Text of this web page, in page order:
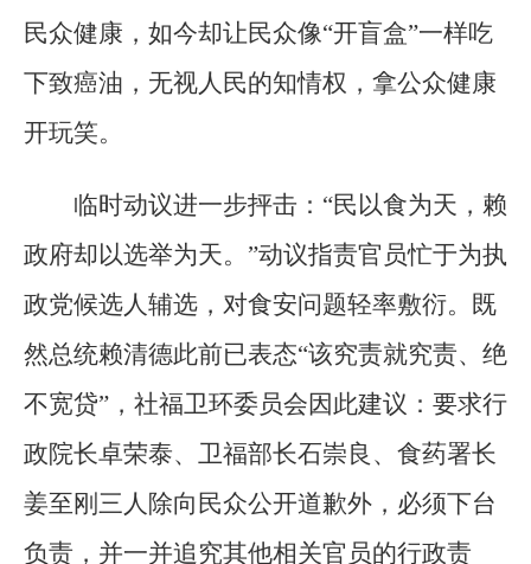
民众健康，如今却让民众像“开盲盒”一样吃
下致癌油，无视人民的知情权，拿公众健康
开玩笑。
临时动议进一步抨击：“民以食为天，赖
政府却以选举为天。”动议指责官员忙于为执
政党候选人辅选，对食安问题轻率敷衍。既
然总统赖清德此前已表态“该究责就究责、绝
不宽贷”，社福卫环委员会因此建议：要求行
政院长卓荣泰、卫福部长石崇良、食药署长
姜至刚三人除向民众公开道歉外，必须下台
负责，并一并追究其他相关官员的行政责